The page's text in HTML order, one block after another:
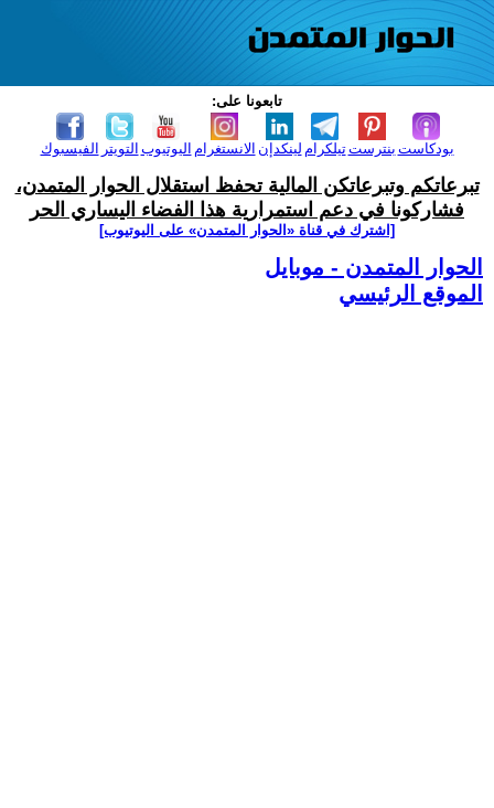
تابعونا على:
الفيسبوك التويتر اليوتيوب الانستغرام لينكدإن تيلكرامبنترست بودكاست
تبرعاتكم وتبرعاتكن المالية تحفظ استقلال الحوار المتمدن،
فشاركونا في دعم استمرارية هذا الفضاء اليساري الحر
[اشترك في قناة ‫«الحوار المتمدن» على اليوتيوب]
الحوار المتمدن - موبايل
الموقع الرئيسي